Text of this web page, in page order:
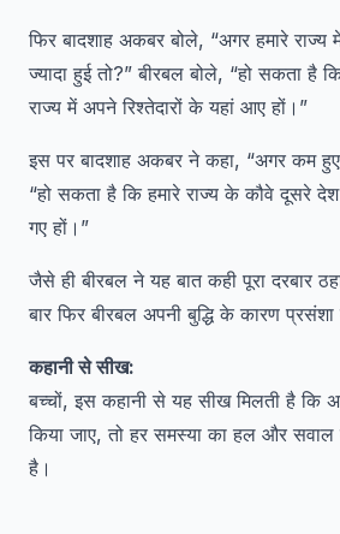
फिर बादशाह अकबर बोले, “अगर हमारे
ज्यादा हुई तो?” बीरबल बोले, “हो सकता है
राज्य में अपने रिश्तेदारों के यहां आए हों।”
इस पर बादशाह अकबर ने कहा, “अगर कम
“हो सकता है कि हमारे राज्य के कौवे दूसरे
गए हों।”
जैसे ही बीरबल ने यह बात कही पूरा दरबार
बार फिर बीरबल अपनी बुद्धि के कारण
कहानी से सीख:
बच्चों, इस कहानी से यह सीख मिलती है कि
किया जाए, तो हर समस्या का हल और
है।